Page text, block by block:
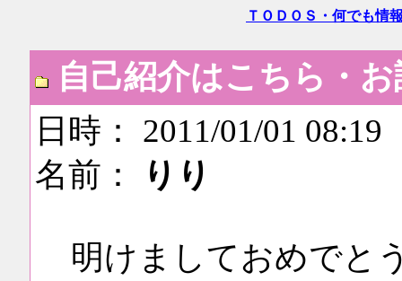
ＴＯＤＯＳ・何でも情
自己紹介はこちら・
日時： 2011/01/01 08:19
名前：
りり
明けましておめでと